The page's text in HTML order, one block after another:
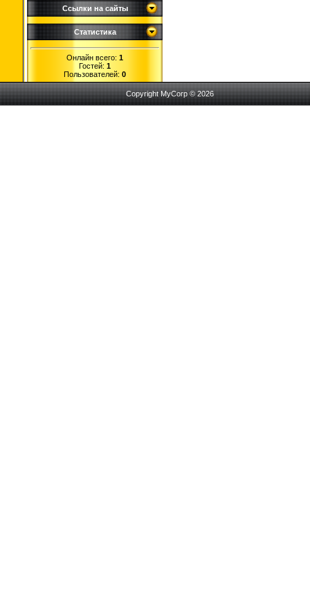
Ссылки на сайты
Статистика
Онлайн всего: 1
Гостей: 1
Пользователей: 0
Copyright MyCorp © 2026